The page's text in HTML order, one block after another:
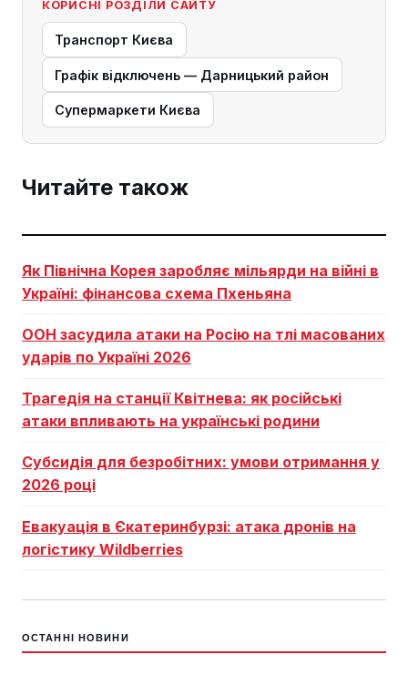
КОРИСНІ РОЗДІЛИ САЙТУ
Транспорт Києва
Графік відключень — Дарницький район
Супермаркети Києва
Читайте також
Як Північна Корея заробляє мільярди на війні в
Україні: фінансова схема Пхеньяна
ООН засудила атаки на Росію на тлі масованих
ударів по Україні 2026
Трагедія на станції Квітнева: як російські
атаки впливають на українські родини
Субсидія для безробітних: умови отримання у
2026 році
Евакуація в Єкатеринбурзі: атака дронів на
логістику Wildberries
ОСТАННІ НОВИНИ